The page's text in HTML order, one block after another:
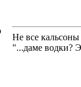
Не все
"...даме водки?